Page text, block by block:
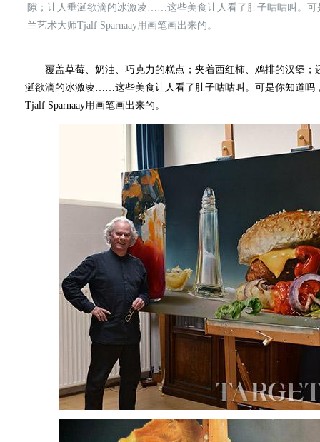
隙；让人垂涎欲滴的冰激凌……这些美食让人看了肚子咕咕叫。
兰艺术大师Tjalf Sparnaay用画笔画出来的。
覆盖草莓、奶油、巧克力的糕点；夹着西红柿、鸡排的汉堡；
涎欲滴的冰激凌……这些美食让人看了肚子咕咕叫。可是你知道吗
Tjalf Sparnaay用画笔画出来的。